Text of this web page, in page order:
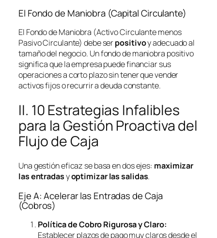
El Fondo de Maniobra (Capital Circulante)
El Fondo de Maniobra (Activo Circulante menos
Pasivo Circulante) debe serpositivoy adecuado al
tamaño del negocio. Un fondo de maniobra positivo
significa que la empresa puede financiar sus
operaciones a corto plazo sin tener que vender
activos fijos o recurrir a deuda constante.
II. 10 Estrategias Infalibles
para la Gestión Proactiva del
Flujo de Caja
Una gestión eficaz se basa en dos ejes: maximizar
las entradasyoptimizar las salidas.
Eje A: Acelerar las Entradas de Caja
(Cobros)
Política de Cobro Rigurosa y Claro:
Establecer plazos de pago muy claros desde el